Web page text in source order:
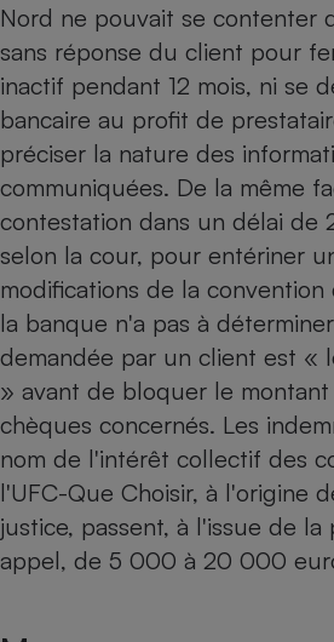
Nord ne pouvait se contenter
sans réponse du client pour
inactif pendant 12 mois, ni se
bancaire au profit de
préciser la nature des
communiquées. De la même
contestation dans un délai de
selon la cour, pour entériner
modifications de la convention
la banque n'a pas à
demandée par un client est «
» avant de bloquer le
chèques concernés. Les
nom de l'intérêt collectif des
l'UFC-Que Choisir, à l'origine
justice, passent, à l'issue de
appel, de 5 000 à 20 000